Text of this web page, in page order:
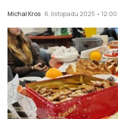
Michal Kros 6. listopadu 2025 • 12:00